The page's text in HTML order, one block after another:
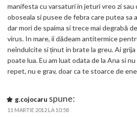
manifesta cu varsaturi in jeturi vreo zi sau
oboseala si pusee de febra care putea sa
dar mori de spaima si trece mai degrabă
virus. In mare, ii dădeam antitermice
neîndulcite si ținut in brate la greu. Ai grija
poate lua. Eu am luat odata de la Ana si
repet, nu e grav, doar ca te stoarce de
g.cojocaru spune:
11 MARTIE 2012 LA 10:58